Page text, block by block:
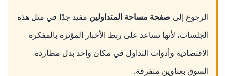
الرجوع إلى صفحة مساحة المتداولين مفيد جدًا في مثل هذه
الجلسات، لأنها تساعد على ربط الأخبار المؤثرة بالمفكرة
الاقتصادية وأدوات التداول في مكان واحد بدل مطاردة
السوق بعناوين متفرقة.